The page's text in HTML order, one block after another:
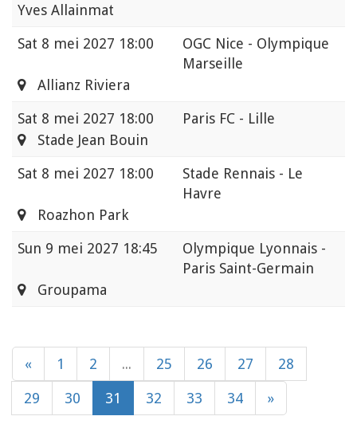
Yves Allainmat
Sat 8 mei 2027 18:00
OGC Nice - Olympique
Marseille
Allianz Riviera
Sat 8 mei 2027 18:00
Paris FC - Lille
Stade Jean Bouin
Sat 8 mei 2027 18:00
Stade Rennais - Le
Havre
Roazhon Park
Sun 9 mei 2027 18:45
Olympique Lyonnais -
Paris Saint-Germain
Groupama
« 1 2 ... 25 26 27 28
29 30 31 32 33 34 »